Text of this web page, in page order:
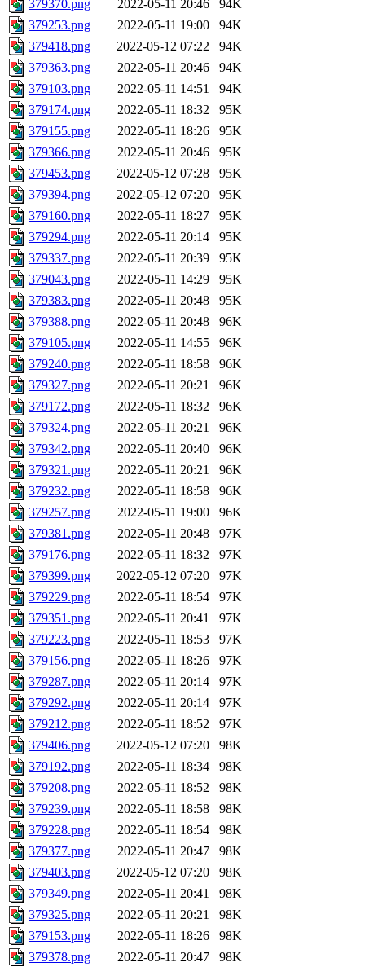
379370.png
2022-05-11 20:46
94K
379253.png
2022-05-11 19:00
94K
379418.png
2022-05-12 07:22
94K
379363.png
2022-05-11 20:46
94K
379103.png
2022-05-11 14:51
94K
379174.png
2022-05-11 18:32
95K
379155.png
2022-05-11 18:26
95K
379366.png
2022-05-11 20:46
95K
379453.png
2022-05-12 07:28
95K
379394.png
2022-05-12 07:20
95K
379160.png
2022-05-11 18:27
95K
379294.png
2022-05-11 20:14
95K
379337.png
2022-05-11 20:39
95K
379043.png
2022-05-11 14:29
95K
379383.png
2022-05-11 20:48
95K
379388.png
2022-05-11 20:48
96K
379105.png
2022-05-11 14:55
96K
379240.png
2022-05-11 18:58
96K
379327.png
2022-05-11 20:21
96K
379172.png
2022-05-11 18:32
96K
379324.png
2022-05-11 20:21
96K
379342.png
2022-05-11 20:40
96K
379321.png
2022-05-11 20:21
96K
379232.png
2022-05-11 18:58
96K
379257.png
2022-05-11 19:00
96K
379381.png
2022-05-11 20:48
97K
379176.png
2022-05-11 18:32
97K
379399.png
2022-05-12 07:20
97K
379229.png
2022-05-11 18:54
97K
379351.png
2022-05-11 20:41
97K
379223.png
2022-05-11 18:53
97K
379156.png
2022-05-11 18:26
97K
379287.png
2022-05-11 20:14
97K
379292.png
2022-05-11 20:14
97K
379212.png
2022-05-11 18:52
97K
379406.png
2022-05-12 07:20
98K
379192.png
2022-05-11 18:34
98K
379208.png
2022-05-11 18:52
98K
379239.png
2022-05-11 18:58
98K
379228.png
2022-05-11 18:54
98K
379377.png
2022-05-11 20:47
98K
379403.png
2022-05-12 07:20
98K
379349.png
2022-05-11 20:41
98K
379325.png
2022-05-11 20:21
98K
379153.png
2022-05-11 18:26
98K
379378.png
2022-05-11 20:47 98K